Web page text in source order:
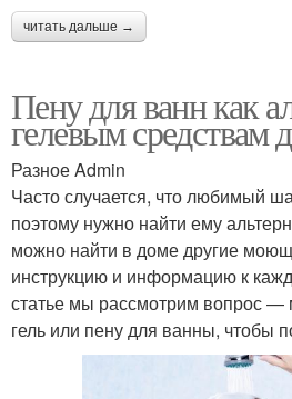
читать дальше →
Пену для ванн как
гелевым средствам
Разное Admin
Часто случается, что любимый
поэтому нужно найти ему
можно найти в доме другие
инструкцию и информацию к
статье мы рассмотрим вопрос —
гель или пену для ванны, чтобы